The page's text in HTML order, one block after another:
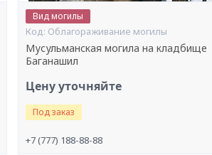
Вид могилы
Облагораживание могилы
Мусульманская могила на кладбище
Баганашил
Цену уточняйте
Под заказ
+7 (777) 188-88-88